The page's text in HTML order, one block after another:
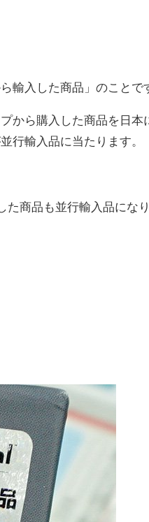
輸入した商品」のことで
から購入した商品を日
行輸入品に当たります。
商品も並行輸入品になり